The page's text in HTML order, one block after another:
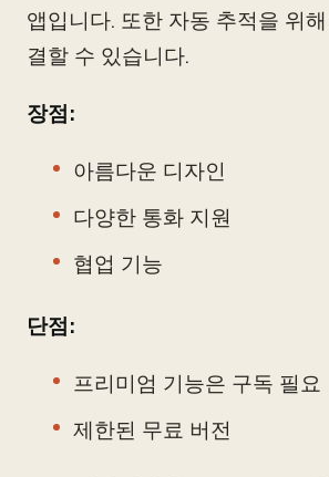
앱입니다. 또한 자동 추적을 위
결할 수 있습니다.
장점:
아름다운 디자인
다양한 통화 지원
협업 기능
단점:
프리미엄 기능은 구독 필요
제한된 무료 버전